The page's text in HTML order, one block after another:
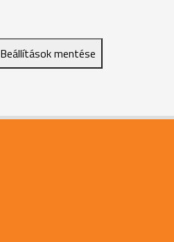
Beállítások mentése